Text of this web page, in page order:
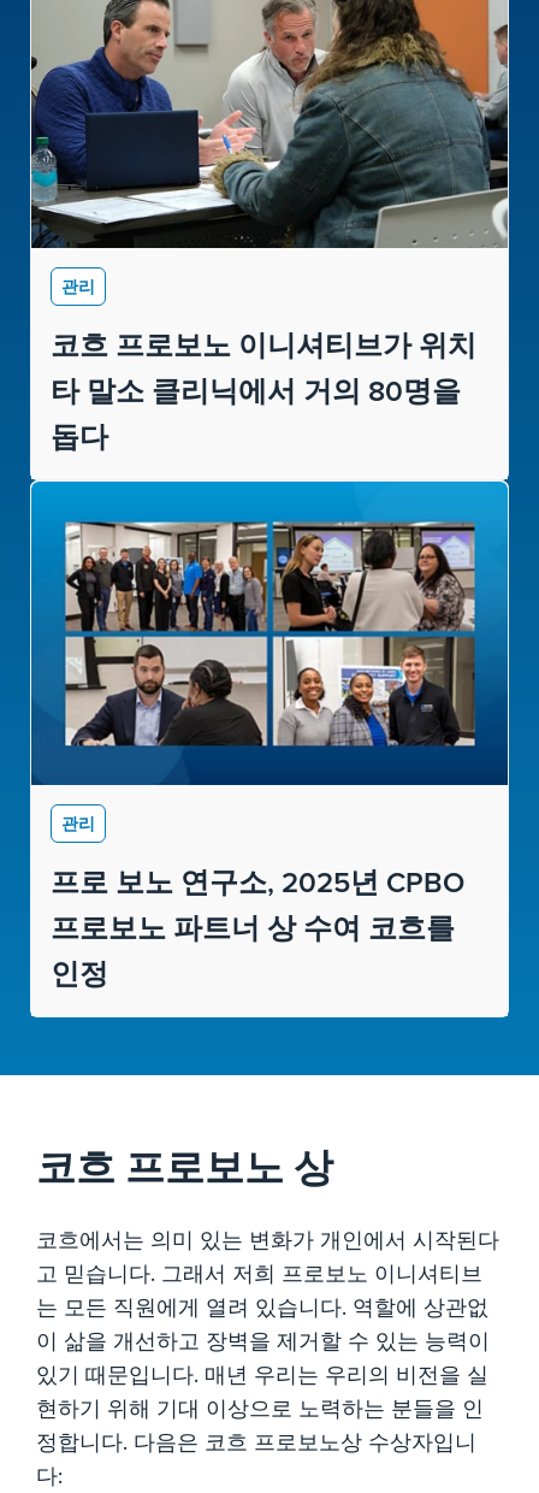
관리
코흐 프로보노 이니셔티브가 위치
타 말소 클리닉에서 거의 80명을
돕다
관리
프로 보노 연구소, 2025년 CPBO
프로보노 파트너 상 수여 코흐를
인정
코흐 프로보노 상
코흐에서는 의미 있는 변화가 개인에서 시작된다
고 믿습니다. 그래서 저희 프로보노 이니셔티브
는 모든 직원에게 열려 있습니다. 역할에 상관없
이 삶을 개선하고 장벽을 제거할 수 있는 능력이
있기 때문입니다. 매년 우리는 우리의 비전을 실
현하기 위해 기대 이상으로 노력하는 분들을 인
정합니다. 다음은 코흐 프로보노상 수상자입니
다: